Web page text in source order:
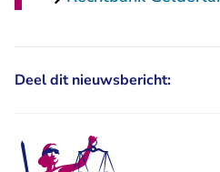
Deel dit nieuwsbericht: